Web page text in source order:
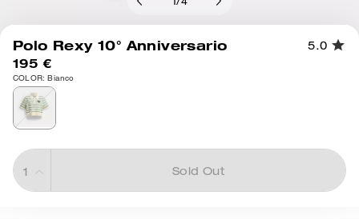
/4
Polo Rexy 10° Anniversario 5.0
195 €
COLOR: Bianco
Sold Out